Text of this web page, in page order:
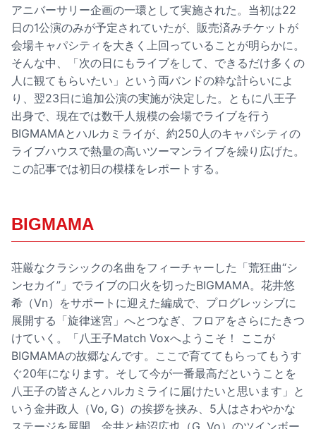
アニバーサリー企画の一環として実施された。当初は22
日の1公演のみが予定されていたが、販売済みチケットが
会場キャパシティを大きく上回っていることが明らかに。
そんな中、「次の日にもライブをして、できるだけ多くの
人に観てもらいたい」という両バンドの粋な計らいによ
り、翌23日に追加公演の実施が決定した。ともに八王子
出身で、現在では数千人規模の会場でライブを行う
BIGMAMAとハルカミライが、約250人のキャパシティの
ライブハウスで熱量の高いツーマンライブを繰り広げた。
この記事では初日の模様をレポートする。
BIGMAMA
荘厳なクラシックの名曲をフィーチャーした「荒狂曲“シ
ンセカイ”」でライブの口火を切ったBIGMAMA。花井悠
希（Vn）をサポートに迎えた編成で、プログレッシブに
展開する「旋律迷宮」へとつなぎ、フロアをさらにたきつ
けていく。「八王子Match Voxへようこそ！ ここが
BIGMAMAの故郷なんです。ここで育ててもらってもうす
ぐ20年になります。そして今が一番最高だということを
八王子の皆さんとハルカミライに届けたいと思います」と
いう金井政人（Vo, G）の挨拶を挟み、5人はさわやかな
ステージを展開。金井と柿沼広也（G, Vo）のツインボー